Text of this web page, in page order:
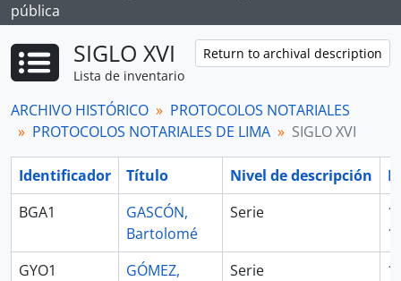
pública
SIGLO XVI
Lista de inventario
Return to archival description
ARCHIVO HISTÓRICO
PROTOCOLOS NOTARIALES
PROTOCOLOS NOTARIALES DE LIMA
SIGLO XVI
Identificador Título Nivel de descripción
BGA1
GASCÓN,
Bartolomé
Serie
GYO1
GÓMEZ,
Serie